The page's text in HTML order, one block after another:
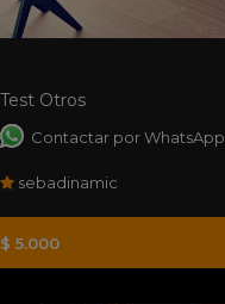
Test Otros
Contactar por WhatsApp
sebadinamic
$ 5.000